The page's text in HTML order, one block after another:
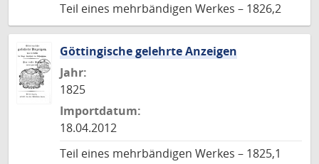
Teil eines mehrbändigen Werkes – 1826,2
Göttingische gelehrte Anzeigen
Jahr:
1825
Importdatum:
18.04.2012
Teil eines mehrbändigen Werkes – 1825,1